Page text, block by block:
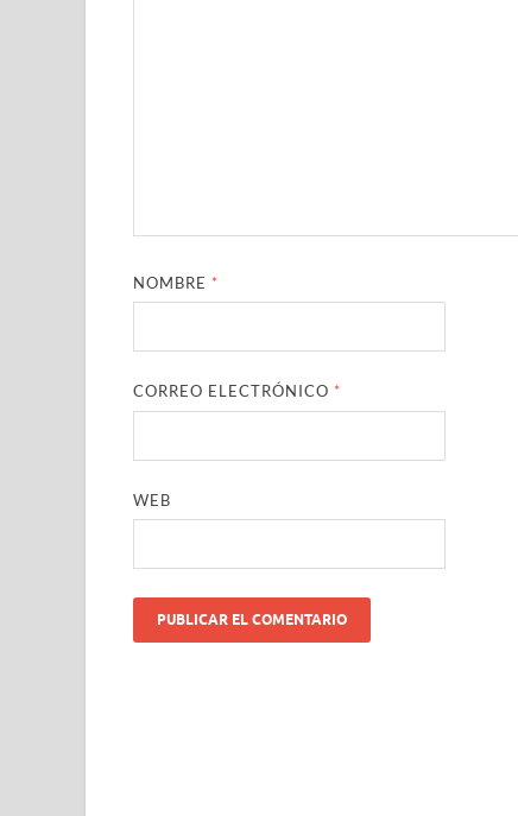
NOMBRE *
CORREO ELECTRÓNICO *
WEB